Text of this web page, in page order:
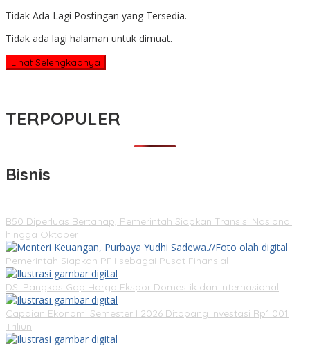
Tidak Ada Lagi Postingan yang Tersedia.
Tidak ada lagi halaman untuk dimuat.
Lihat Selengkapnya
TERPOPULER
Bisnis
B50 Diperluas Bertahap, Pemerintah Siapkan Transisi Nasional
hingga Oktober
Pemerintah Siapkan PFII sebagai Pusat Finansial
DSI Pangkas Gap Harga Ekspor Domestik dan Internasional
Capaian Ekonomi Semester I 2026 Ditopang Investasi Rp1.001
Triliun